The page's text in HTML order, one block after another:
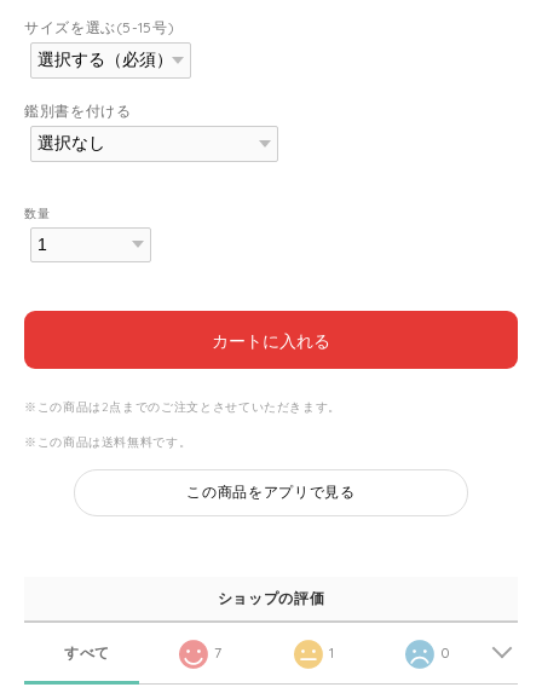
サイズを選ぶ(5-15号)
鑑別書を付ける
数量
カートに入れる
※この商品は2点までのご注文とさせていただきます。
※この商品は 送料無料です。
この商品をアプリで見る
ショップの評価
すべて 7 1 0